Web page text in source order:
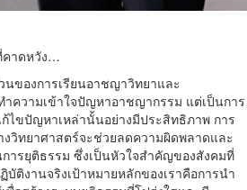
คาดหวัง…
นของการเรียนอาชญาวิทยาและ
ความเข้าใจปัญหาอาชญากรรม แต่เป็นการ
ไขปัญหาเหล่านั้นอย่างมีประสิทธิภาพ การ
วิทยาศาสตร์จะช่วยลดความผิดพลาดและ
ารยุติธรรม ซึ่งเป็นหัวใจสำคัญของสังคมที่
ติงานจริงเป้าหมายหลักของเราคือการนำ